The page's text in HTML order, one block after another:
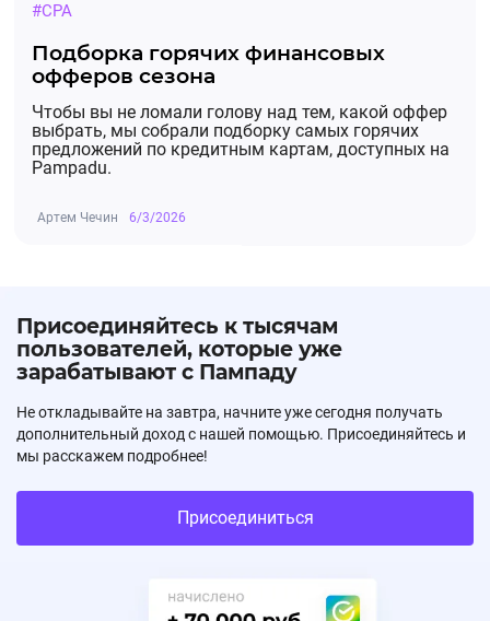
#CPA
Подборка горячих финансовых
офферов сезона
Чтобы вы не ломали голову над тем, какой оффер
выбрать, мы собрали подборку самых горячих
предложений по кредитным картам, доступных на
Pampadu.
Артем Чечин 6/3/2026
Присоединяйтесь к тысячам
пользователей, которые уже
зарабатывают с Пампаду
Не откладывайте на завтра, начните уже сегодня получать
дополнительный доход с нашей помощью. Присоединяйтесь и
мы расскажем подробнее!
Присоединиться